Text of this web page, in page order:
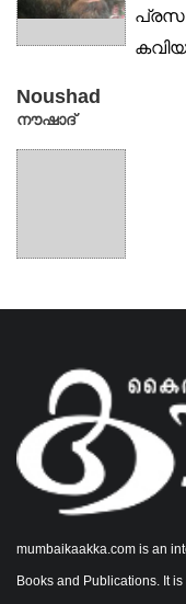
Noushad
നൗഷാദ്
mumbaikaakka.com is an
Books and Publications. It